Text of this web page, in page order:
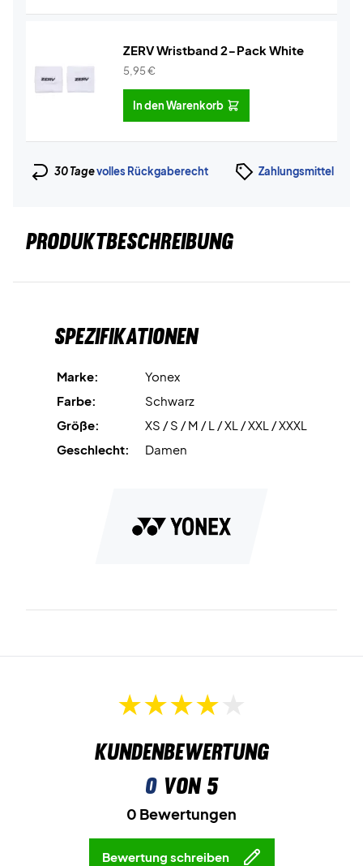
ZERV Wristband 2-Pack White
5,95€
In den Warenkorb
30 Tagevolles Rückgaberecht Zahlungsmittel
PRODUKTBESCHREIBUNG
Spezifikationen
Marke:
Yonex
Farbe:
Schwarz
Größe:
XS / S / M / L / XL / XXL / XXXL
Geschlecht:
Damen
Kundenbewertung
0von 5
0 Bewertungen
Bewertung schreiben